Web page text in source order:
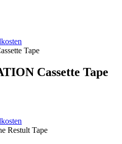
Cassette Tape